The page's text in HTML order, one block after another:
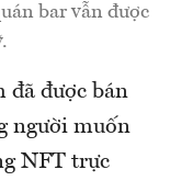
bar vẫn được
đã được bán
người muốn
NFT trực